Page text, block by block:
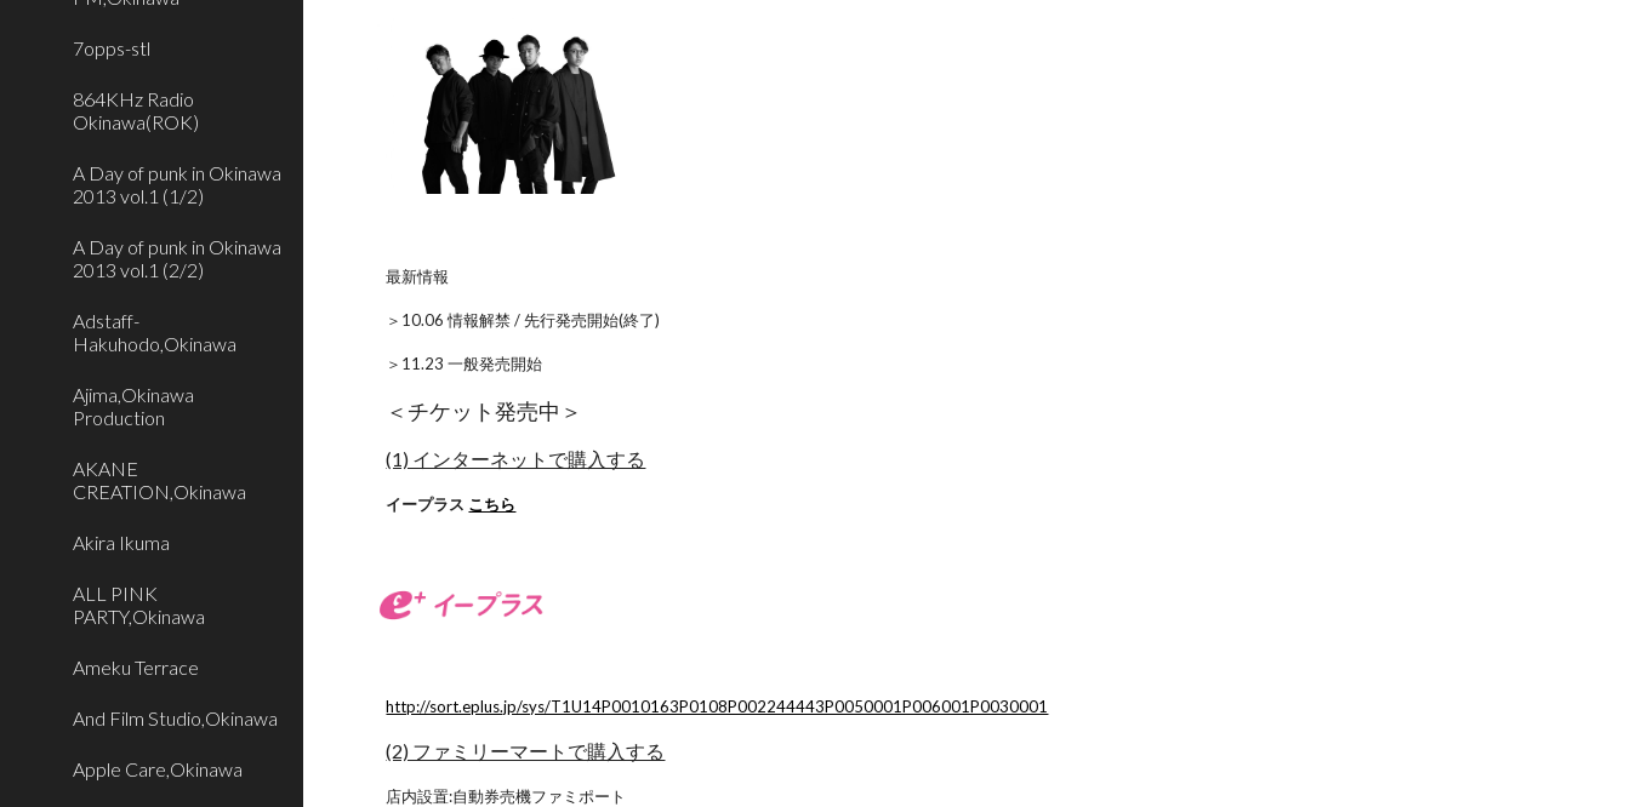
7opps-stl
864KHz Radio
Okinawa(ROK)
A Day of punk in Okinawa
2013 vol.1 (1/2)
A Day of punk in Okinawa
2013 vol.1 (2/2)
Adstaff-
Hakuhodo,Okinawa
Ajima,Okinawa
Production
AKANE
CREATION,Okinawa
Akira Ikuma
ALL PINK
PARTY,Okinawa
Ameku Terrace
And Film Studio,Okinawa
Apple Care,Okinawa
最新情報
＞10.06 情報解禁 / 先行発売開始(終了)
＞11.23 一般発売開始
＜チケット発売中＞
(1) インターネットで購入する
イープラス こちら
http://sort.eplus.jp/sys/T1U14P0010163P0108P002244443P0050001P006001P0030001
(2) ファミリーマートで購入する
店内設置:自動券売機ファミポート